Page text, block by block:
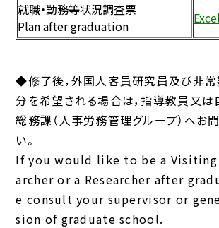
就職・勤務等状況調査票
Plan after graduation
◆修了後，外国人客員研究員及び非
分を希望される場合は，指導教員又
総務課（人事労務管理グループ） へお
い。
If you would like to be a Visiting
archer or a Researcher after
e consult your supervisor or
sion of graduate school.